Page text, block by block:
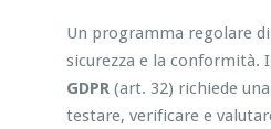
Un programma regolare
sicurezza e la conformità.
GDPR(art. 32) richiede
testare, verificare e